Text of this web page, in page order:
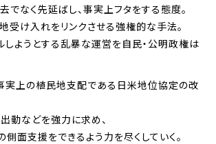
なく先延ばし、事実上フタをする態度。
受け入れをリンクさせる強権的な手法。
しようとする乱暴な運営を自民・公明政権は
実上の植民地支配である日米地位協定の改
動などを強力に求め、
面支援をできるよう力を尽くしていく。